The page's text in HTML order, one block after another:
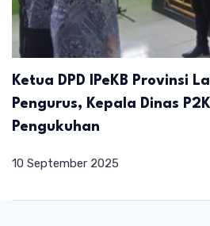
Ketua DPD IPeKB Provinsi
Pengurus, Kepala Dinas
Pengukuhan
10 September 2025